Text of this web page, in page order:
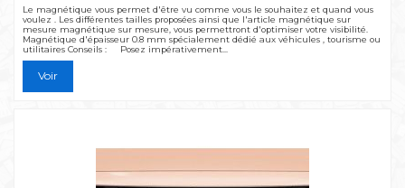
Le magnétique vous permet d'être vu comme vous le souhaitez et quand vous
voulez . Les différentes tailles proposées ainsi que l'article magnétique sur
mesure magnétique sur mesure, vous permettront d'optimiser votre visibilité.
Magnétique d'épaisseur 0.8 mm spécialement dédié aux véhicules , tourisme ou
utilitaires Conseils : Posez impérativement...
Voir